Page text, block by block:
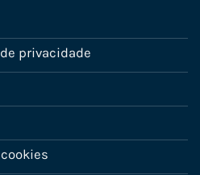
privacidade